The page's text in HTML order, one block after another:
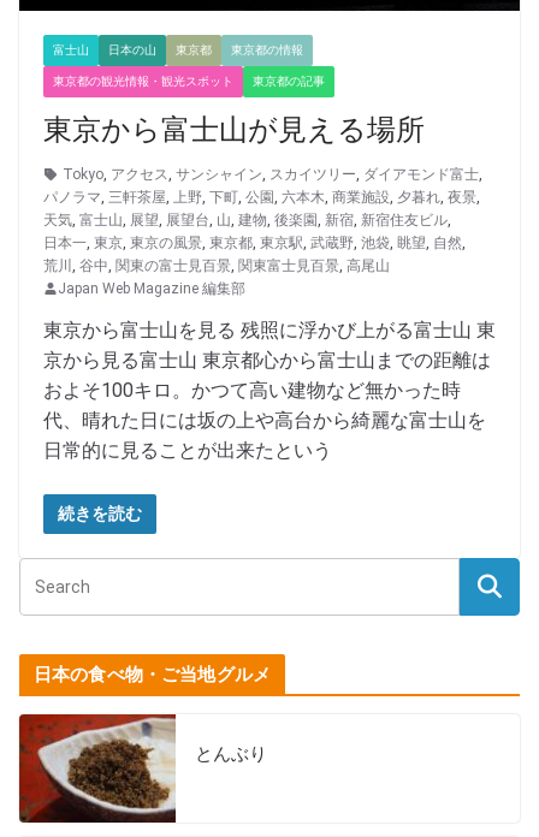
富士山 日本の山 東京都 東京都の情報
東京都の観光情報・観光スポット 東京都の記事
東京から富士山が見える場所
Tokyo, アクセス, サンシャイン, スカイツリー, ダイアモンド富士,
パノラマ, 三軒茶屋, 上野, 下町, 公園, 六本木, 商業施設, 夕暮れ, 夜景,
天気, 富士山, 展望, 展望台, 山, 建物, 後楽園, 新宿, 新宿住友ビル,
日本一, 東京, 東京の風景, 東京都, 東京駅, 武蔵野, 池袋, 眺望, 自然,
荒川 , 谷中, 関東の富士見百景, 関東富士見百景, 高尾山
Japan Web Magazine 編集部
東京から富士山を見る 残照に浮かび上がる富士山 東
京から見る富士山 東京都心から富士山までの距離は
およそ100キロ。かつて高い建物など無かった時
代、晴れた日には坂の上や高台から綺麗な富士山を
日常的に見ることが出来たという
続きを読む
日本の食べ物・ご当地グルメ
とんぶり